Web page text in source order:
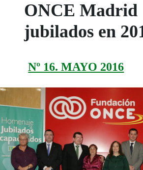
ONCE Madrid
jubilados en
Nº 16. MAYO 2016